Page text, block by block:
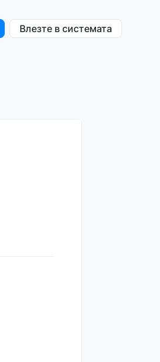
Влезте в системата